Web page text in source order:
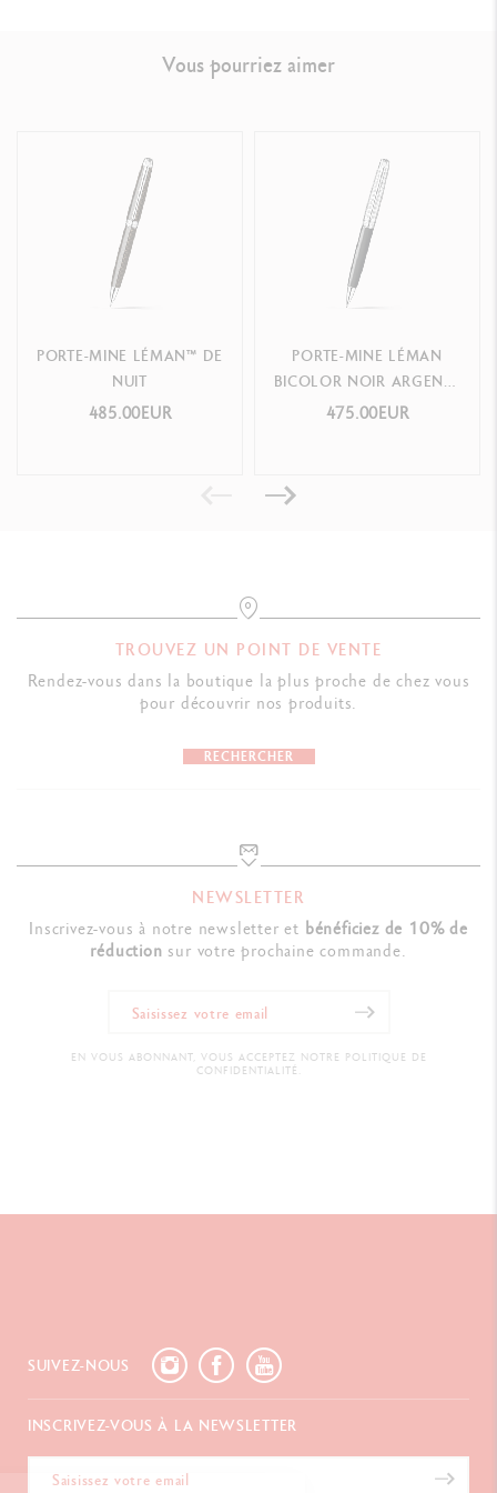
Vous pourriez aimer
PORTE-MINE LÉMAN™ DE
NUIT
485.00EUR
PORTE-MINE LÉMAN
BICOLOR NOIR ARGENTÉ
RHODIÉ
475.00EUR
TROUVEZ UN POINT DE VENTE
Rendez-vous dans la boutique la plus proche de chez vous
pour découvrir nos produits.
RECHERCHER
NEWSLETTER
Inscrivez-vous à notre newsletter et bénéficiez de 10% de
réduction sur votre prochaine commande.
EN VOUS ABONNANT, VOUS ACCEPTEZ NOTRE POLITIQUE DE
CONFIDENTIALITÉ.
SUIVEZ-NOUS
INSCRIVEZ-VOUS À LA NEWSLETTER